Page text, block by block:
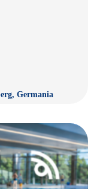
Germania